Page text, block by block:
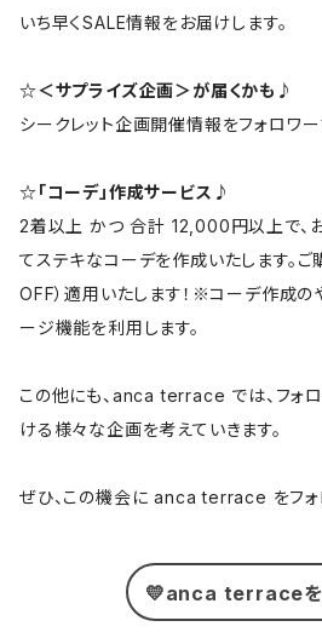
いち早くSALE情報をお届けします。
☆＜サプライズ企画＞が届くかも♪
シークレット企画開催情報をフォロワ
☆「コーデ」作成サービス♪
2着以上 かつ 合計 12,000円以上で、
てステキなコーデを作成いたします。
OFF）適用いたします！※コーデ作成の
ージ機能を利用します。
この他にも、anca terrace では、フォ
ける様々な企画を考えていきます。
ぜひ、この機会に anca terrace をフォ
💛anca terraceを